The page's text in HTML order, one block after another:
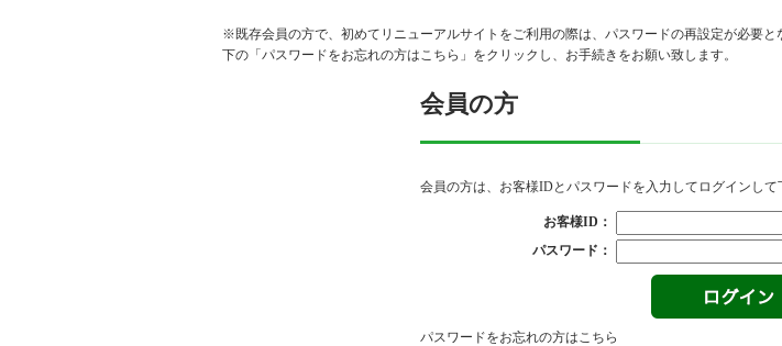
※既存会員の方で、初めてリニューアルサイトをご利用の際は、パスワードの再設定が必要と
下の「パスワードをお忘れの方はこちら」をクリックし、お手続きをお願い致します。
会員の方
会員の方は、お客様IDとパスワードを入力してログインして
お客様ID：
パスワード：
パスワードをお忘れの方はこちら